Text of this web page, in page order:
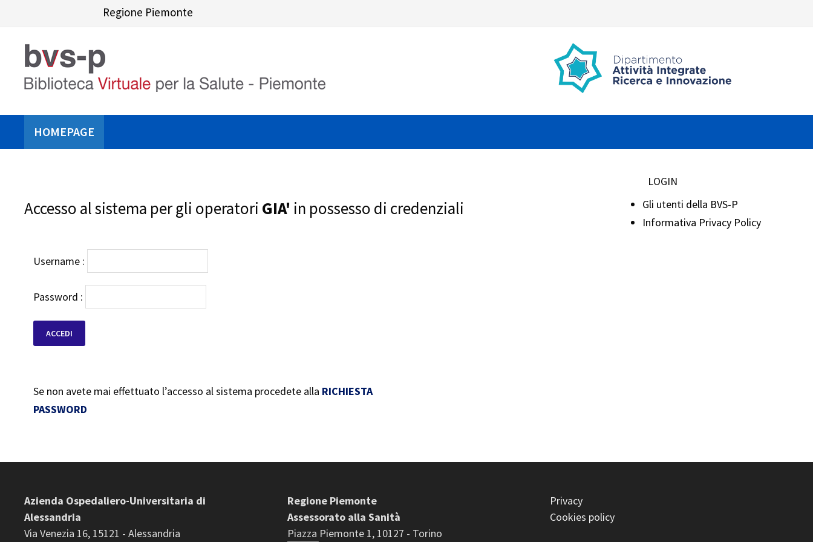
Regione Piemonte
HOMEPAGE
Accesso al sistema per gli operatori GIA' in possesso di credenziali
Username :
Password :
Se non avete mai effettuato l’accesso al sistema procedete alla RICHIESTA
PASSWORD
LOGIN
Gli utenti della BVS-P
Informativa Privacy Policy
Azienda Ospedaliero-Universitaria di
Alessandria
Via Venezia 16, 15121 - Alessandria
Regione Piemonte
Assessorato alla Sanità
Piazza Piemonte 1, 10127 - Torino
Privacy
Cookies policy